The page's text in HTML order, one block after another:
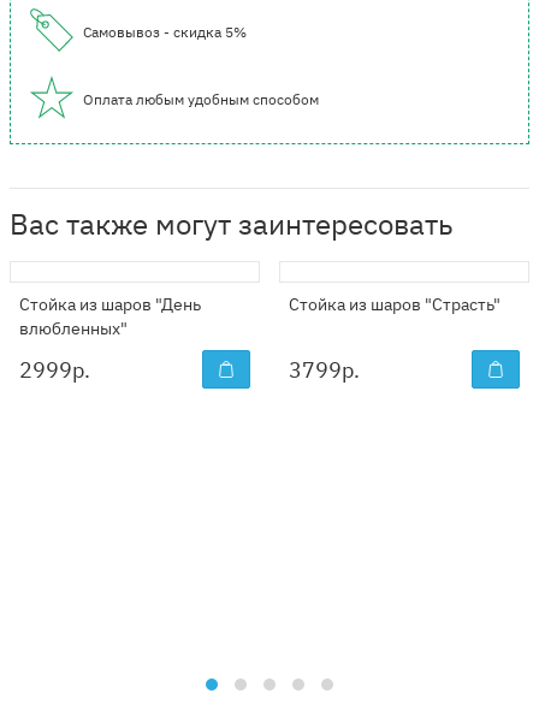
Самовывоз - скидка 5%
Оплата любым удобным способом
Вас также могут заинтересовать
Стойка из шаров "День
влюбленных"
2999р.
Стойка из шаров "Страсть"
3799р.